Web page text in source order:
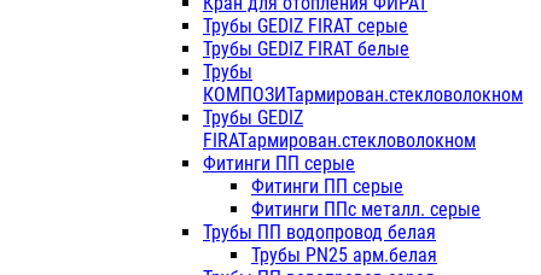
Трубы GEDIZ FIRAT серые
Трубы GEDIZ FIRAT белые
Трубы
КОМПОЗИТармирован.стекловолокном
Трубы GEDIZ
FIRATармирован.стекловолокном
Фитинги ПП серые
Фитинги ПП серые
Фитинги ППс металл. серые
Трубы ПП водопровод белая
Трубы PN25 арм.белая